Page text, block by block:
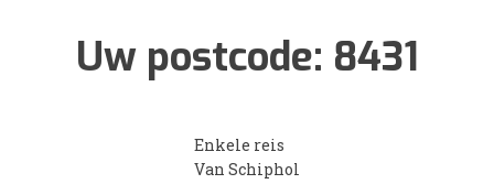
Uw postcode: 8431
Enkele reis
Van Schiphol